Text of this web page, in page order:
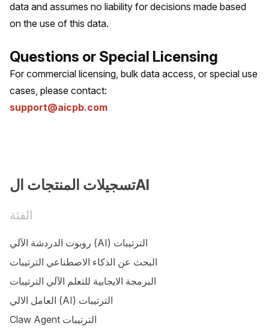
data and assumes no liability for decisions made based
on the use of this data.
Questions or Special Licensing
For commercial licensing, bulk data access, or special use
cases, please contact:
support@aicpb.com
تسجيلات المنتجات الAI
الفئة
روبوت الدردشة الآلي (AI) الترتيبات
البحث عن الذكاء الاصطناعي الترتيبات
البرمجة الايجابية للتعلم الآلي الترتيبات
العامل الالي (AI) الترتيبات
Claw Agent الترتيبات